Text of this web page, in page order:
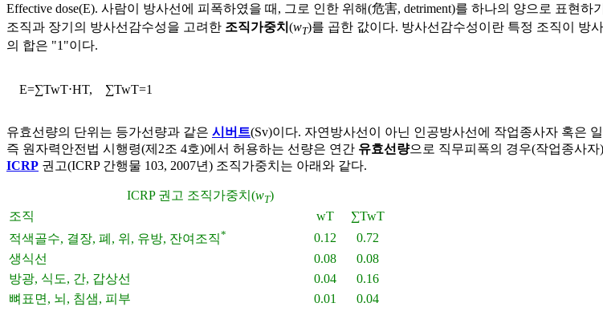
Effective dose(E). 사람이 방사선에 피폭하였을 때, 그로 인한 위해(危害, detriment)를 하나의 양으로 표현
조직과 장기의 방사선감수성을 고려한 조직가중치 (wT)를 곱한 값이다. 방사선감수성이란 특정 조직이 방
의 합은 "1"이다.
E=∑TwT⋅HT, ∑TwT=1
유효선량의 단위는 등가선량과 같은 시버트(Sv)이다. 자연방사선이 아닌 인공방사선에 작업종사자 혹은
즉 원자력안전법 시행령(제2조 4호)에서 허용하는 선량은 연간 유효선량으로 직무피폭의 경우(작업종사자
ICRP 권고(ICRP 간행물 103, 2007년) 조직가중치는 아래와 같다.
ICRP 권고 조직가중치(wT)
조직
wT ∑TwT
적색골수, 결장, 폐, 위, 유방, 잔여조직* 0.12
0.72
생식선
0.08
0.08
방광, 식도, 간, 갑상선
0.04
0.16
뼈표면, 뇌, 침샘, 피부
0.01
0.04